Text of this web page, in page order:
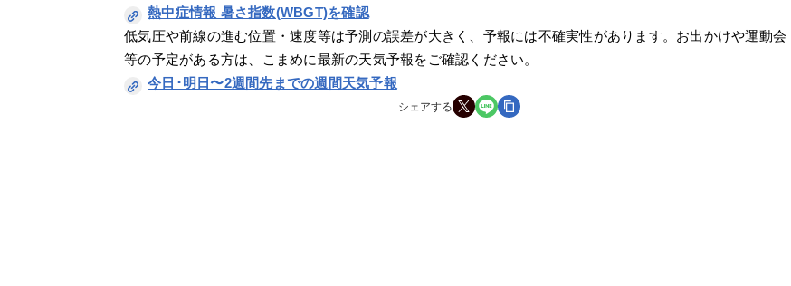
熱中症情報 暑さ指数(WBGT)を確認
低気圧や前線の進む位置・速度等は予測の誤差が大きく、予報には不確実性があります。お出かけや運動会
等の予定がある方は、こまめに最新の天気予報をご確認ください。
今日･明日〜2週間先までの週間天気予報
シェアする